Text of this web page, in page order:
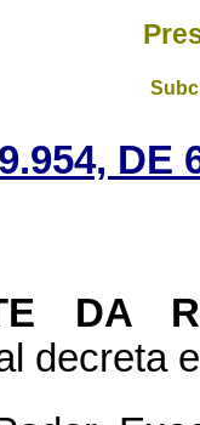
9.954, DE
DA
decreta